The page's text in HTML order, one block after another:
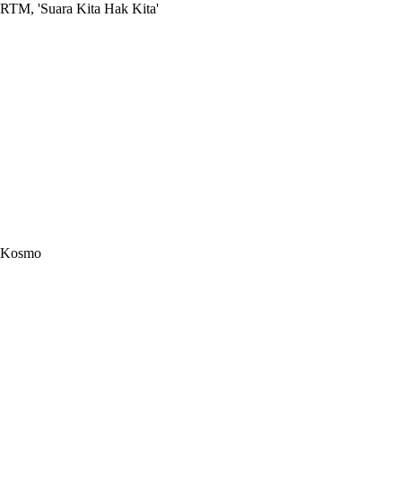
RTM, 'Suara Kita Hak Kita'
Kosmo